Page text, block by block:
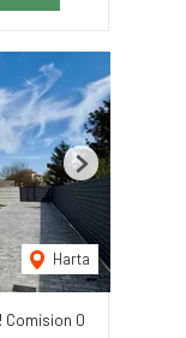
Harta
Next
Comision 0